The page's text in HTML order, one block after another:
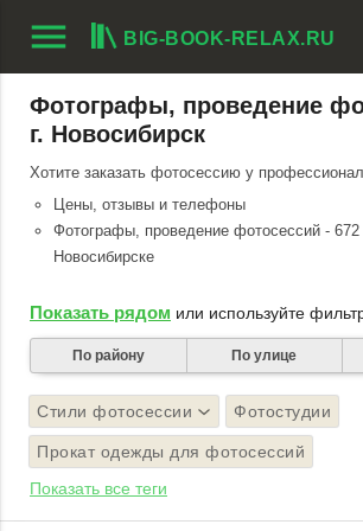
menu BIG-BOOK-RELAX.RU
Фотографы, проведение
г. Новосибирск
Хотите заказать фотосессию у
Цены, отзывы и телефоны
Фотографы, проведение фотосессий - 672
Новосибирске
Показать рядом или используйте
По району По улице
Стили фотосессии Фотостудии
Прокат одежды для фотосессий
Показать все теги